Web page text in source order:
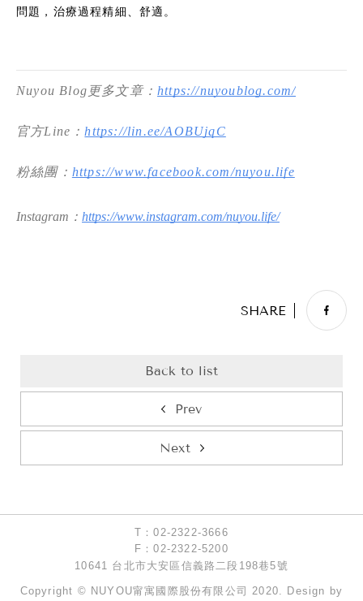
問題，治療過程精細、舒適。
Nuyou Blog更多文章： https://nuyoublog.com/
官方Line：https://lin.ee/AOBUjqC
粉絲團： https://www.facebook.com/nuyou.life
Instagram： https://www.instagram.com/nuyou.life/
T：02-2322-3666
F：02-2322-5200
10641 台北市大安區信義路二段198巷5號
Copyright © NUYOU甯寓國際股份有限公司 2020. Design by